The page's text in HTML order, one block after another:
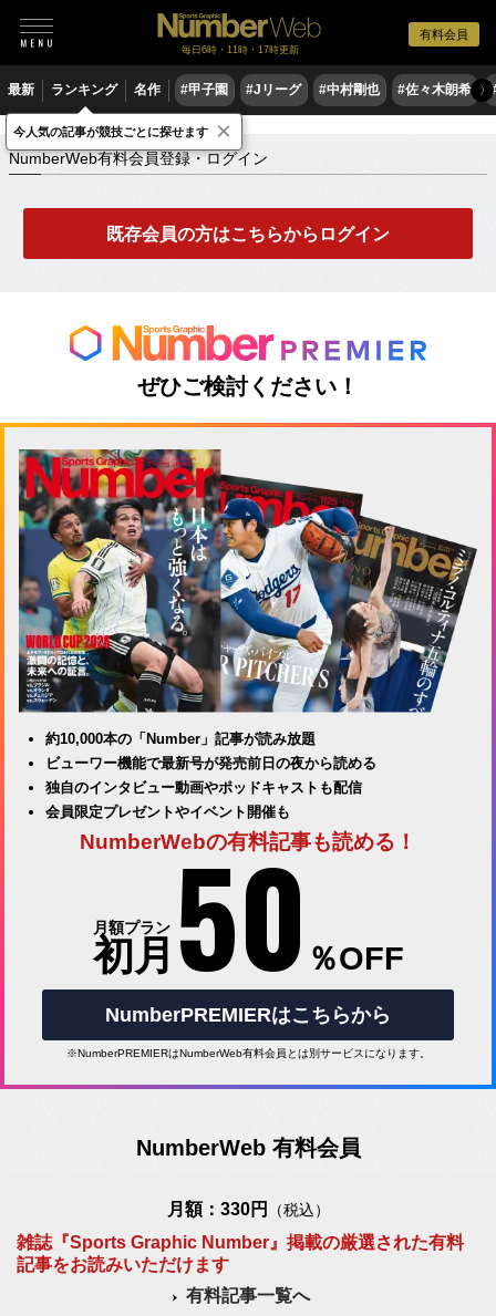
有料会員
毎日6時・11時・17時更新
最新 ランキング 名作 #甲子園 #Jリーグ #中村剛也 #佐々木朗希 〉
NumberWeb有料会員登録・ログイン
NumberWeb有料会員登録・ログイン
既存会員の方はこちらからログイン
ぜひご検討ください！
約10,000本の「Number」記事が読み放題
ビューワー機能で最新号が発売前日の夜から読める
独自のインタビュー動画やポッドキャストも配信
会員限定プレゼントやイベント開催も
NumberWebの有料記事も読める！
月額プラン
初月 50 ％OFF
NumberPREMIERはこちらから
※NumberPREMIERはNumberWeb有料会員とは別サービスになります。
NumberWeb 有料会員
月額：330円 （税込）
雑誌『Sports Graphic Number』掲載の厳選された有料
記事をお読みいただけます
有料記事一覧へ
今人気の記事が競技ごとに探せます ×